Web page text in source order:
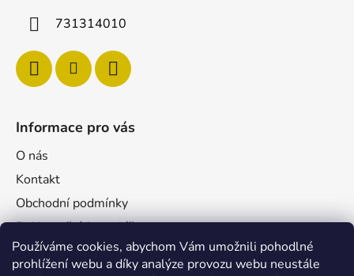
Používáme cookies, abychom Vám umožnili pohodlné
prohlížení webu a díky analýze provozu webu neustále
731314010
Informace pro vás
O nás
Kontakt
Obchodní podmínky
Reklamační formulář
Podmínky ochrany osobních údajů